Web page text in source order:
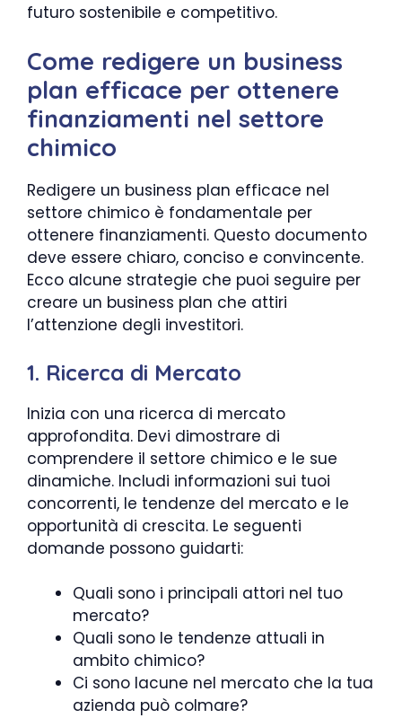
futuro sostenibile e competitivo.
Come redigere un business
plan efficace per ottenere
finanziamenti nel settore
chimico
Redigere un business plan efficace nel
settore chimico è fondamentale per
ottenere finanziamenti. Questo documento
deve essere chiaro, conciso e convincente.
Ecco alcune strategie che puoi seguire per
creare un business plan che attiri
l’attenzione degli investitori.
1. Ricerca di Mercato
Inizia con una ricerca di mercato
approfondita. Devi dimostrare di
comprendere il settore chimico e le sue
dinamiche. Includi informazioni sui tuoi
concorrenti, le tendenze del mercato e le
opportunità di crescita. Le seguenti
domande possono guidarti:
Quali sono i principali attori nel tuo
mercato?
Quali sono le tendenze attuali in
ambito chimico?
Ci sono lacune nel mercato che la tua
azienda può colmare?